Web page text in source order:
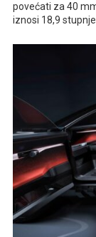
povećati za 40
iznosi 18,9